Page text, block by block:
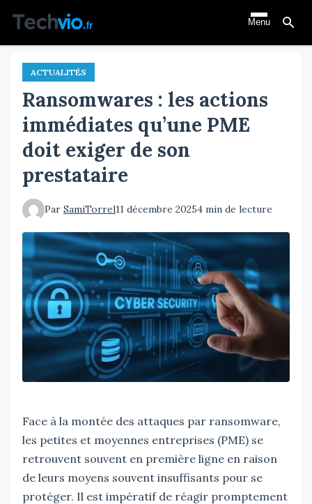
contenu
principal
Menu
ACTUALITÉS
Ransomwares : les actions
immédiates qu’une PME
doit exiger de son
prestataire
Par SamiTorrel11 décembre 20254 min de lecture
Face à la montée des attaques par ransomware,
les petites et moyennes entreprises (PME) se
retrouvent souvent en première ligne en raison
de leurs moyens souvent insuffisants pour se
protéger. Il est impératif de réagir promptement